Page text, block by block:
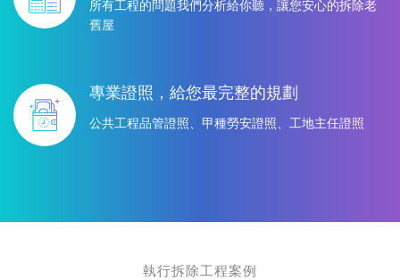
所有工程的問題我們分析給你聽，讓您安心的拆除老
舊屋
專業證照，給您最完整的規劃
公共工程品管證照、甲種勞安證照、工地主任證照
執行拆除工程案例